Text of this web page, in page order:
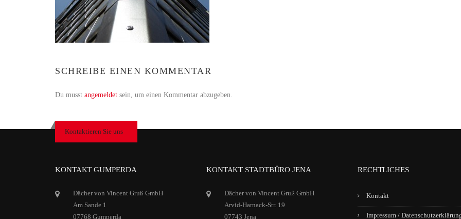
SCHREIBE EINEN KOMMENTAR
Du musst angemeldet sein, um einen Kommentar abzugeben.
Kontaktieren Sie uns
KONTAKT GUMPERDA
Dächer von Vincent Gruß GmbH
Am Sande 1
07768 Gumperda
KONTAKT STADTBÜRO JENA
Dächer von Vincent Gruß GmbH
Arvid-Harnack-Str. 19
07743 Jena
RECHTLICHES
Kontakt
Impressum /